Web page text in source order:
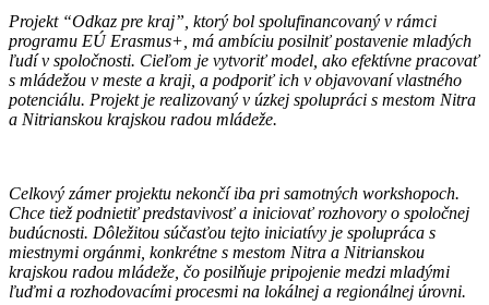
Projekt “Odkaz pre kraj”, ktorý bol spolufinancovaný v rámci
programu EÚ Erasmus+, má ambíciu posilniť postavenie mladých
ľudí v spoločnosti. Cieľom je vytvoriť model, ako efektívne pracovať
s mládežou v meste a kraji, a podporiť ich v objavovaní vlastného
potenciálu. Projekt je realizovaný v úzkej spolupráci s mestom Nitra
a Nitrianskou krajskou radou mládeže.
Celkový zámer projektu nekončí iba pri samotných workshopoch.
Chce tiež podnietiť predstavivosť a iniciovať rozhovory o spoločnej
budúcnosti. Dôležitou súčasťou tejto iniciatívy je spolupráca s
miestnymi orgánmi, konkrétne s mestom Nitra a Nitrianskou
krajskou radou mládeže, čo posilňuje pripojenie medzi mladými
ľuďmi a rozhodovacími procesmi na lokálnej a regionálnej úrovni.